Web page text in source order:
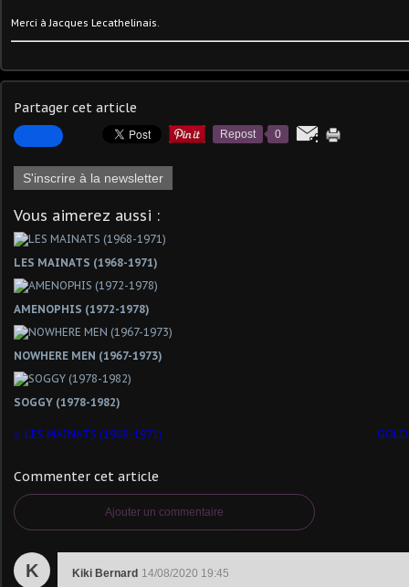
Merci àJacques Lecathelinais.
Partager cet article
Repost 0
S'inscrire à la newsletter
Vous aimerez aussi :
LES MAINATS (1968-1971)
AMENOPHIS (1972-1978)
NOWHERE MEN (1967-1973)
SOGGY (1978-1982)
LES MAINATS (1968-1971)
Commenter cet article
Ajouter un commentaire
K Kiki Bernard 14/08/2020 19:45